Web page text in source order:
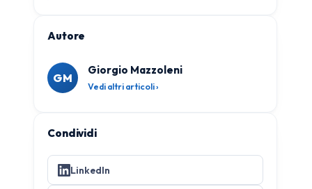
Autore
GM
Giorgio Mazzoleni
Vedi altri articoli ›
Condividi
LinkedIn